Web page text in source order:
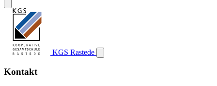
KGS Rastede
Kontakt